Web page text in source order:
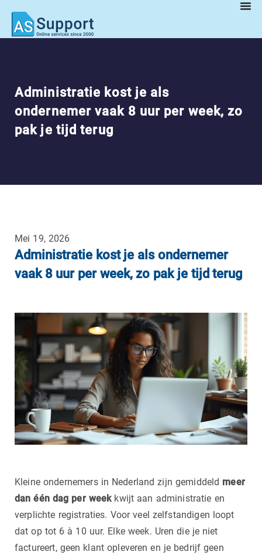
Administratie kost je als
ondernemer vaak 8 uur per week, zo
pak je tijd terug
Mei 19, 2026
Administratie kost je als ondernemer
vaak 8 uur per week, zo pak je tijd terug
Kleine ondernemers in Nederland zijn gemiddeld meer
dan één dag per weekkwijt aan administratie en
verplichte registraties. Voor veel zelfstandigen loopt
dat op tot 6 à 10 uur. Elke week. Uren die je niet
factureert, geen klant opleveren en je bedrijf geen